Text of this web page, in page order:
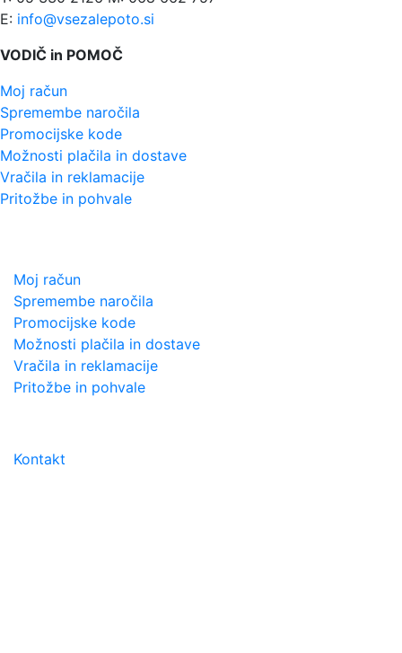
E: info@vsezalepoto.si
VODIČ in POMOČ
Moj račun
Spremembe naročila
Promocijske kode
Možnosti plačila in dostave
Vračila in reklamacije
Pritožbe in pohvale
Moj račun
Spremembe naročila
Promocijske kode
Možnosti plačila in dostave
Vračila in reklamacije
Pritožbe in pohvale
Kontakt